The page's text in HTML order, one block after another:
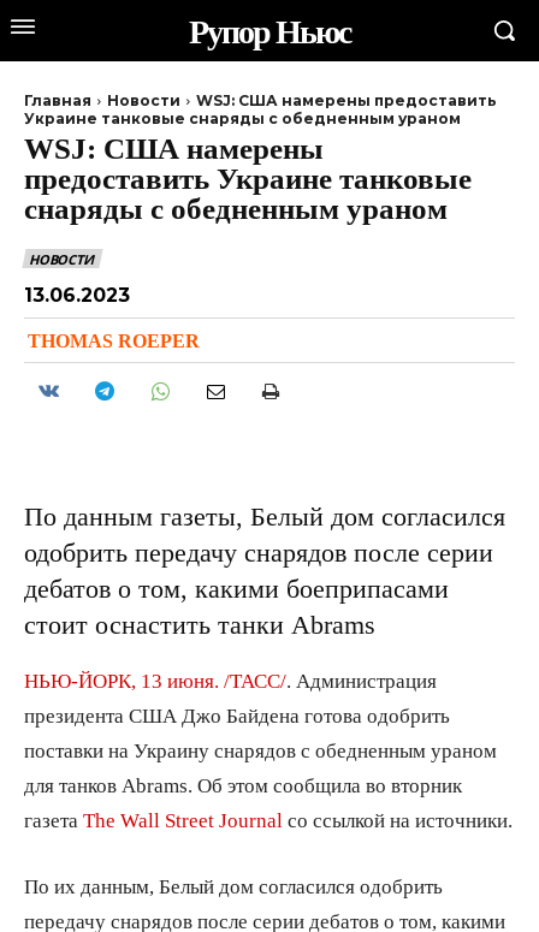
Рупор Ньюс
Главная Новости
WSJ: США намерены предоставить
Украине танковые снаряды с обедненным ураном
WSJ: США намерены
предоставить Украине танковые
снаряды с обедненным ураном
НОВОСТИ
13.06.2023
THOMAS ROEPER
По данным газеты, Белый дом согласился
одобрить передачу снарядов после серии
дебатов о том, какими боеприпасами
стоит оснастить танки Abrams
НЬЮ-ЙОРК, 13 июня. /ТАСС/ . Администрация
президента США Джо Байдена готова одобрить
поставки на Украину снарядов с обедненным ураном
для танков Abrams. Об этом сообщила во вторник
газета The Wall Street Journal со ссылкой на источники.
По их данным, Белый дом согласился одобрить
передачу снарядов после серии дебатов о том, какими